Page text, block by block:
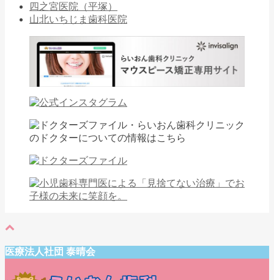
四之宮医院（平塚）
山北いちじま歯科医院
医療法人社団 泰晴会